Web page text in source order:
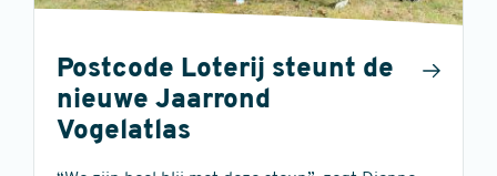
Postcode Loterij steunt de
nieuwe Jaarrond
Vogelatlas